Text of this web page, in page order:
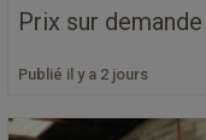
Prix sur demande
Publié il y a 2 jours